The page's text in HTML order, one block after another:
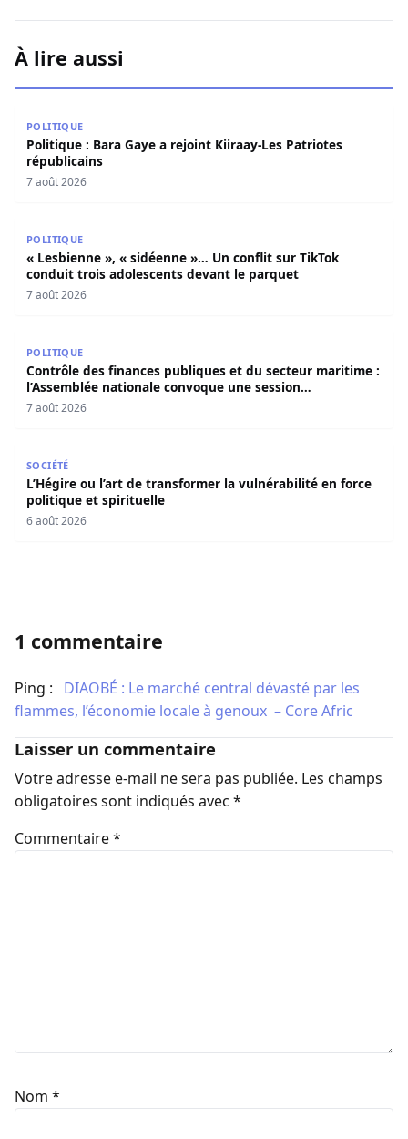
À lire aussi
POLITIQUE
Politique : Bara Gaye a rejoint Kiiraay-Les Patriotes
républicains
7 août 2026
POLITIQUE
« Lesbienne », « sidéenne »… Un conflit sur TikTok
conduit trois adolescents devant le parquet
7 août 2026
POLITIQUE
Contrôle des finances publiques et du secteur maritime :
l’Assemblée nationale convoque une session
extraordinaire
7 août 2026
SOCIÉTÉ
L’Hégire ou l’art de transformer la vulnérabilité en force
politique et spirituelle
6 août 2026
1 commentaire
Ping :
​DIAOBÉ : Le marché central dévasté par les
flammes, l’économie locale à genoux – Core Afric
Laisser un commentaire
Votre adresse e-mail ne sera pas publiée. Les champs
obligatoires sont indiqués avec *
Commentaire*
Nom *